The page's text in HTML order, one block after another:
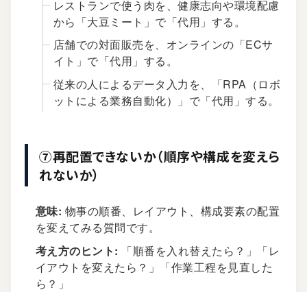
レストランで使う肉を、健康志向や環境配慮
から「大豆ミート」で「代用」する。
店舗での対面販売を、オンラインの「ECサ
イト」で「代用」する。
従来の人によるデータ入力を、「RPA（ロボ
ットによる業務自動化）」で「代用」する。
⑦再配置できないか（順序や構成を変えら
れないか）
意味: 物事の順番、レイアウト、構成要素の配置
を変えてみる質問です。
考え方のヒント: 「順番を入れ替えたら？」「レ
イアウトを変えたら？」「作業工程を見直した
ら？」